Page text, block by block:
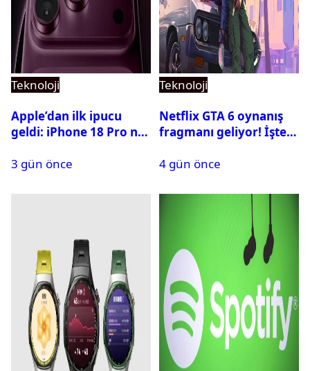
Teknoloji
Apple’dan ilk ipucu
geldi: iPhone 18 Pro ne
3 gün önce
Teknoloji
Netflix GTA 6 oynanış
fragmanı geliyor! İşte
4 gün önce